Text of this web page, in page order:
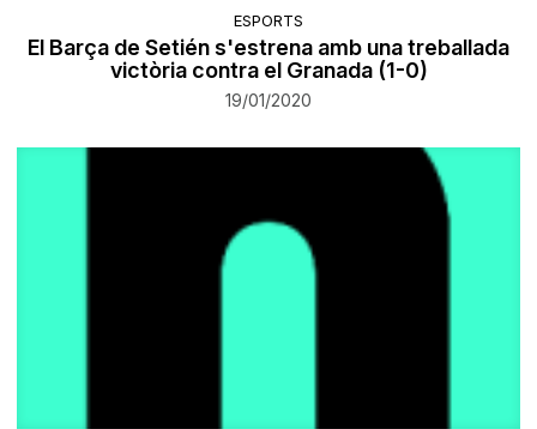
ESPORTS
El Barça de Setién s'estrena amb una treballada
victòria contra el Granada (1-0)
19/01/2020